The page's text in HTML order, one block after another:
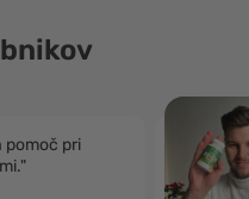
pomoč pri